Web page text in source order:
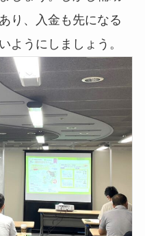
り、入金も先になる
ようにしましょう。